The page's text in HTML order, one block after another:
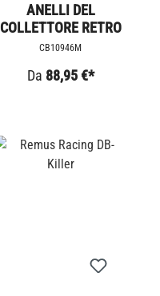
ANELLI DEL
COLLETTORE RETRO
CB10946M
Da 88,95 €*